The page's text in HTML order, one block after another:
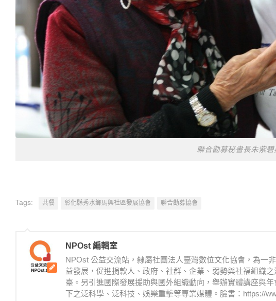
聯合勸募秘書長朱紫碧
Tags: 共餐 彰化縣秀水鄉馬興社區發展協會 聯合勸募協會
NPOst 編輯室
NPOst 公益交流站，隸屬社團法人臺灣數位文化協會，為一
益發展，促進捐款人、政府、社群、企業、弱勢與社福組織
臺。另引進國際發展援助與國外組織動向，舉辦實體講座與
下之泛科學、泛科技、娛樂重擊等專業媒體。臉書：https://